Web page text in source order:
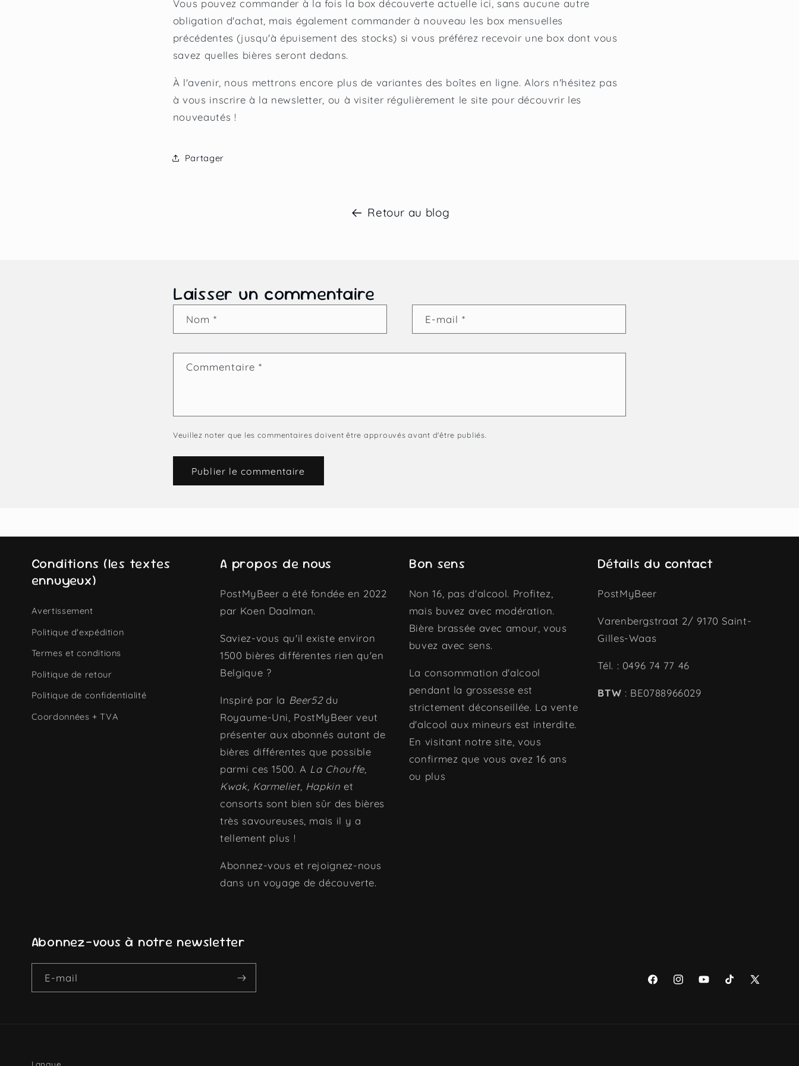
Vous pouvez commander à la fois la box découverte actuelle ici, sans aucune autre
obligation d'achat, mais également commander à nouveau les box mensuelles
précédentes (jusqu'à épuisement des stocks) si vous préférez recevoir une box dont vous
savez quelles bières seront dedans.
À l'avenir, nous mettrons encore plus de variantes des boîtes en ligne. Alors n'hésitez pas
à vous inscrire à la newsletter, ou à visiter régulièrement le site pour découvrir les
nouveautés !
Partager
Retour au blog
Laisser un commentaire
Nom* E-mail*
Commentaire*
Veuillez noter que les commentaires doivent être approuvés avant d'être publiés.
Conditions (les textes
ennuyeux)
Avertissement
Politique d'expédition
Termes et conditions
Politique de retour
Politique de confidentialité
Coordonnées + TVA
A propos de nous
PostMyBeer a été fondée en 2022
par Koen Daalman.
Saviez-vous qu'il existe environ
1500 bières différentes rien qu'en
Belgique ?
Inspiré par la Beer52du
Royaume-Uni, PostMyBeer veut
présenter aux abonnés autant de
bières différentes que possible
parmi ces 1500. A La Chouffe,
Kwak, Karmeliet, Hapkin et
consorts sont bien sûr des bières
très savoureuses, mais il y a
tellement plus !
Abonnez-vous et rejoignez-nous
dans un voyage de découverte.
Bon sens
Non 16, pas d'alcool. Profitez,
mais buvez avec modération.
Bière brassée avec amour, vous
buvez avec sens.
La consommation d'alcool
pendant la grossesse est
strictement déconseillée. La vente
d'alcool aux mineurs est interdite.
En visitant notre site, vous
confirmez que vous avez 16 ans
ou plus
Détails du contact
PostMyBeer
Varenbergstraat 2/ 9170 Saint-
Gilles-Waas
Tél. : 0496 74 77 46
BTW : BE0788966029
Abonnez-vous à notre newsletter
E-mail
FacebookInstagramYouTubeTikTokX
Langue